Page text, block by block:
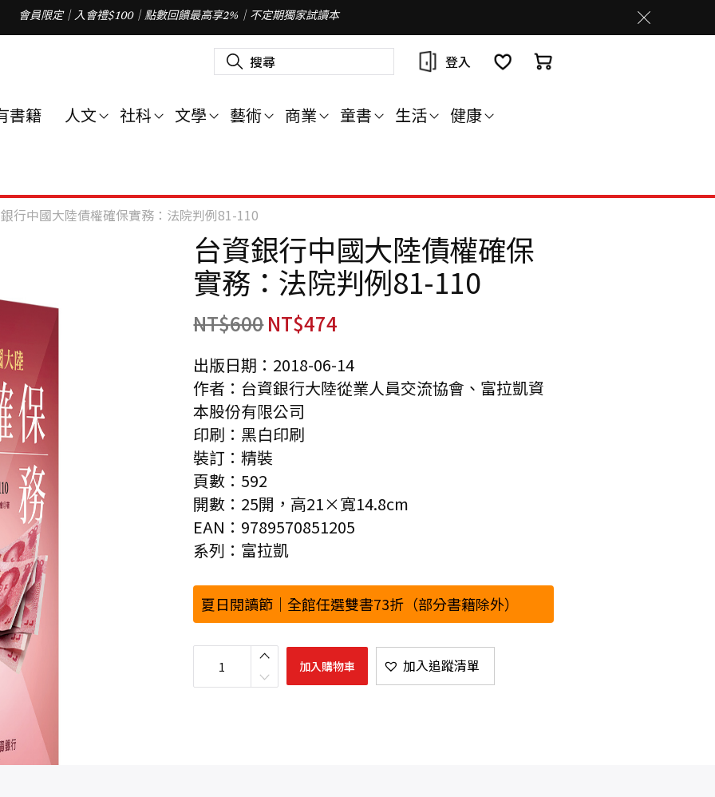
會員限定｜入會禮$100｜點數回饋最高享2%｜不定期獨家試讀本
搜
尋
字
登入
書籍 人文 社科 文學 藝術 商業 童書 生活 健康
行中國大陸債權確保實務：法院判例81-110
台資銀行中國大陸債權確保
實務：法院判例81-110
NT$600NT$474
出版日期：2018-06-14
作者：台資銀行大陸從業人員交流協會、富拉凱資
本股份有限公司
印刷：黑白印刷
裝訂：精裝
頁數：592
開數：25開，高21×寬14.8cm
EAN：9789570851205
系列：富拉凱
夏日閱讀節｜全館任選雙書73折（部分書籍除外）
台
行
加入購物車 加入追蹤清單